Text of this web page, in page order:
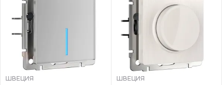
ШВЕЦИЯ
ШВЕЦИЯ